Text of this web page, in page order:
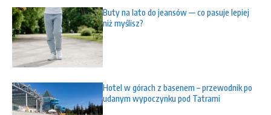
Buty na lato do jeansów — co pasuje lepiej
niż myślisz?
Hotel w górach z basenem – przewodnik po
udanym wypoczynku pod Tatrami